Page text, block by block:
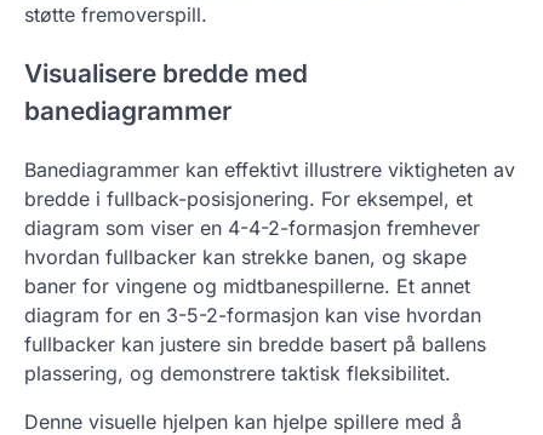
støtte fremoverspill.
Visualisere bredde med
banediagrammer
Banediagrammer kan effektivt illustrere viktigheten av
bredde i fullback-posisjonering. For eksempel, et
diagram som viser en 4-4-2-formasjon fremhever
hvordan fullbacker kan strekke banen, og skape
baner for vingene og midtbanespillerne. Et annet
diagram for en 3-5-2-formasjon kan vise hvordan
fullbacker kan justere sin bredde basert på ballens
plassering, og demonstrere taktisk fleksibilitet.
Denne visuelle hjelpen kan hjelpe spillere med å